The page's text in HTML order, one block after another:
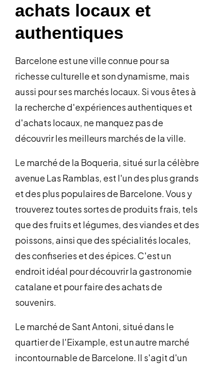
achats locaux et
authentiques
Barcelone est une ville connue pour sa
richesse culturelle et son dynamisme, mais
aussi pour ses marchés locaux. Si vous êtes à
la recherche d'expériences authentiques et
d'achats locaux, ne manquez pas de
découvrir les meilleurs marchés de la ville.
Le marché de la Boqueria, situé sur la célèbre
avenue Las Ramblas, est l'un des plus grands
et des plus populaires de Barcelone. Vous y
trouverez toutes sortes de produits frais, tels
que des fruits et légumes, des viandes et des
poissons, ainsi que des spécialités locales,
des confiseries et des épices. C'est un
endroit idéal pour découvrir la gastronomie
catalane et pour faire des achats de
souvenirs.
Le marché de Sant Antoni, situé dans le
quartier de l'Eixample, est un autre marché
incontournable de Barcelone. Il s'agit d'un